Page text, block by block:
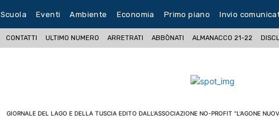
Scuola Eventi Ambiente Economia Primo piano Invio
CONTATTI ULTIMO NUMERO ARRETRATI ABBÒNATI ALMANACCO 21-22
GIORNALE DEL LAGO E DELLA TUSCIA EDITO DALL'ASSOCIAZIONE NO-PROFIT "L'AGONE